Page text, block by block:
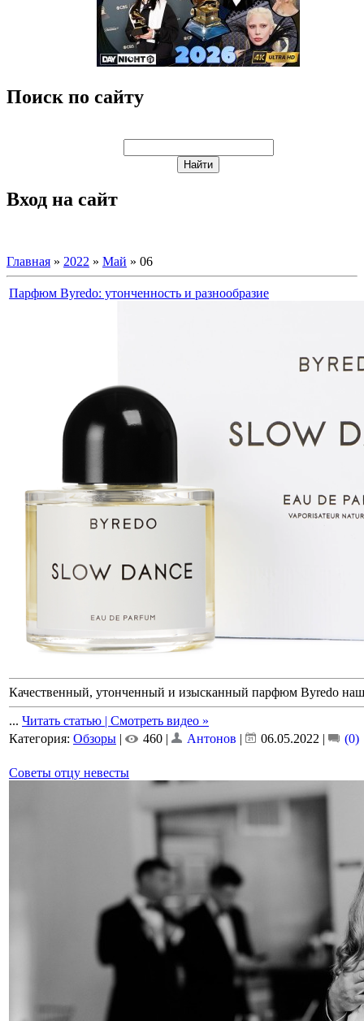
Поиск по сайту
Вход на сайт
Главная » 2022 » Май » 06
Парфюм Byredo: утонченность и разнообразие
Качественный, утонченный и изысканный парфюм Byredo
... Читать статью | Смотреть видео »
Категория: Обзоры | 460 | Антонов | 06.05.2022 | (0)
Советы отцу невесты